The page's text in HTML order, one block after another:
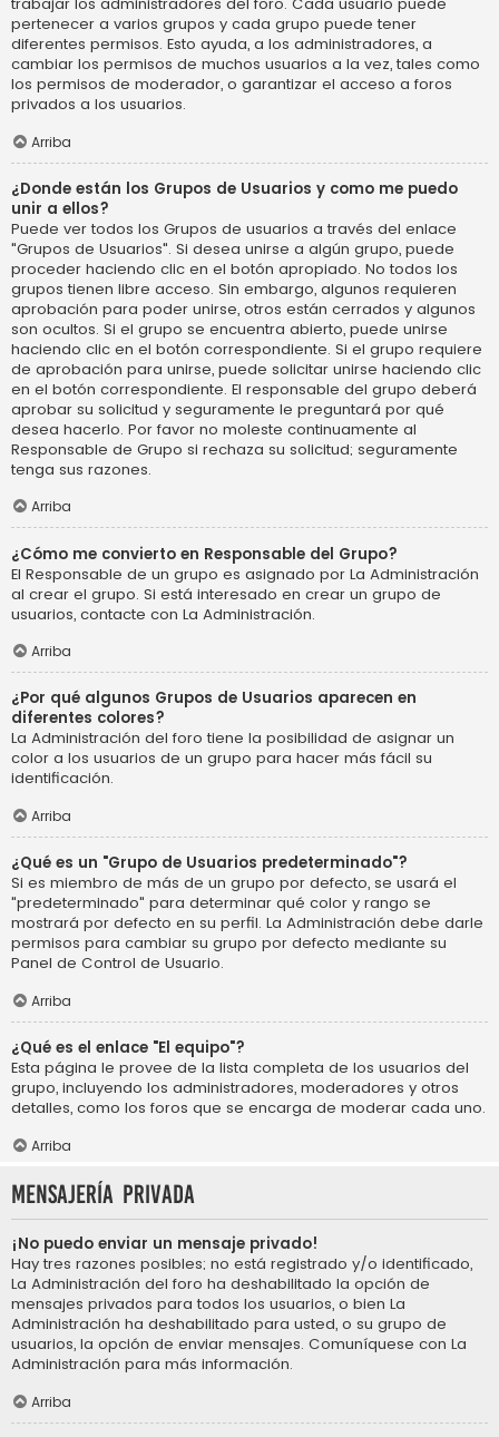
pertenecer a varios grupos y cada grupo puede tener
diferentes permisos. Esto ayuda, a los administradores, a
cambiar los permisos de muchos usuarios a la vez, tales como
los permisos de moderador, o garantizar el acceso a foros
privados a los usuarios.
Arriba
¿Donde están los Grupos de Usuarios y como me puedo
unir a ellos?
Puede ver todos los Grupos de usuarios a través del enlace
"Grupos de Usuarios". Si desea unirse a algún grupo, puede
proceder haciendo clic en el botón apropiado. No todos los
grupos tienen libre acceso. Sin embargo, algunos requieren
aprobación para poder unirse, otros están cerrados y algunos
son ocultos. Si el grupo se encuentra abierto, puede unirse
haciendo clic en el botón correspondiente. Si el grupo requiere
de aprobación para unirse, puede solicitar unirse haciendo clic
en el botón correspondiente. El responsable del grupo deberá
aprobar su solicitud y seguramente le preguntará por qué
desea hacerlo. Por favor no moleste continuamente al
Responsable de Grupo si rechaza su solicitud; seguramente
tenga sus razones.
Arriba
¿Cómo me convierto en Responsable del Grupo?
El Responsable de un grupo es asignado por La Administración
al crear el grupo. Si está interesado en crear un grupo de
usuarios, contacte con La Administración.
Arriba
¿Por qué algunos Grupos de Usuarios aparecen en
diferentes colores?
La Administración del foro tiene la posibilidad de asignar un
color a los usuarios de un grupo para hacer más fácil su
identificación.
Arriba
¿Qué es un "Grupo de Usuarios predeterminado"?
Si es miembro de más de un grupo por defecto, se usará el
"predeterminado" para determinar qué color y rango se
mostrará por defecto en su perfil. La Administración debe darle
permisos para cambiar su grupo por defecto mediante su
Panel de Control de Usuario.
Arriba
¿Qué es el enlace "El equipo"?
Esta página le provee de la lista completa de los usuarios del
grupo, incluyendo los administradores, moderadores y otros
detalles, como los foros que se encarga de moderar cada uno.
Arriba
Mensajería privada
¡No puedo enviar un mensaje privado!
Hay tres razones posibles; no está registrado y/o identificado,
La Administración del foro ha deshabilitado la opción de
mensajes privados para todos los usuarios, o bien La
Administración ha deshabilitado para usted, o su grupo de
usuarios, la opción de enviar mensajes. Comuníquese con La
Administración para más información.
Arriba